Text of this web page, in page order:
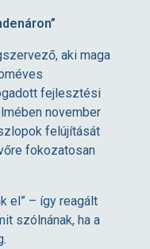
aki maga
fejlesztési
november
felújítását
fokozatosan
el” – így reagált
szólnának, ha a